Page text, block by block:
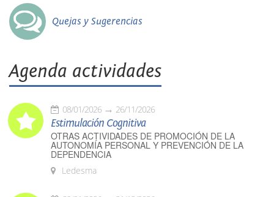
Quejas y Sugerencias
Agenda actividades
08/01/2026 26/11/2026
Estimulación Cognitiva
OTRAS ACTIVIDADES DE PROMOCIÓN DE LA
AUTONOMÍA PERSONAL Y PREVENCIÓN DE LA
DEPENDENCIA
Ledesma